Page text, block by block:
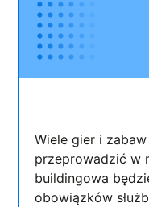
Wiele gier i
przeprowadzić w
buildingowa
obowiązków